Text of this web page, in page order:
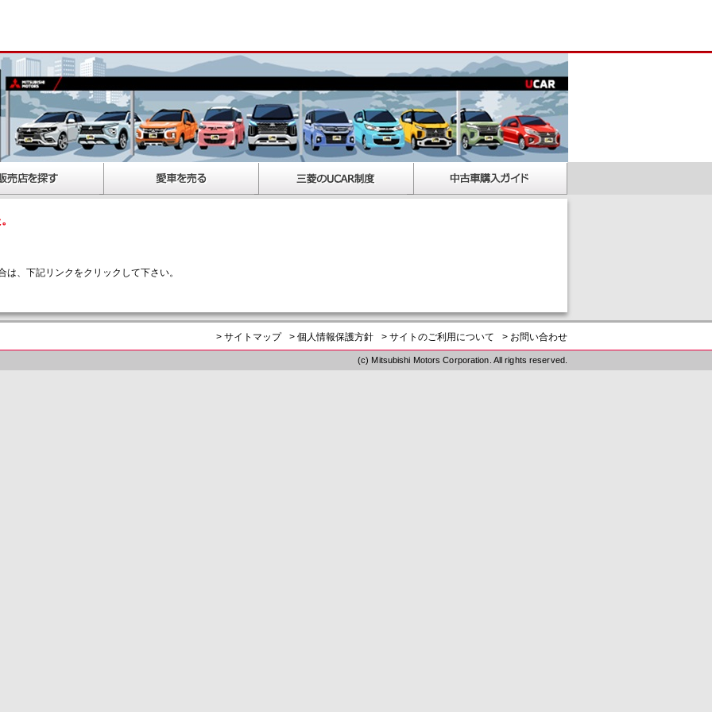
、下記リンクをクリックして下さい。
> サイトマップ > 個人情報保護方針 > サイトのご利用について > お問い合わせ
(c) Mitsubishi Motors Corporation. All rights reserved.